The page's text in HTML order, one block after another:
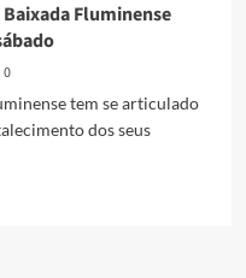
Fluminense
0
tem se articulado
dos seus